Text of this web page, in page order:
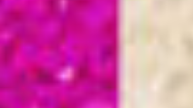
Wijkfestival Kanaleneiland